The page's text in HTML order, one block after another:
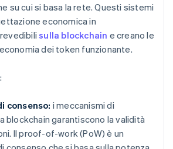
su cui si basa la rete. Questi sistemi
economica in
sulla blockchain e creano le
dei token funzionante.
consenso: i meccanismi di
blockchain garantiscono la validità
Il proof-of-work (PoW) è un